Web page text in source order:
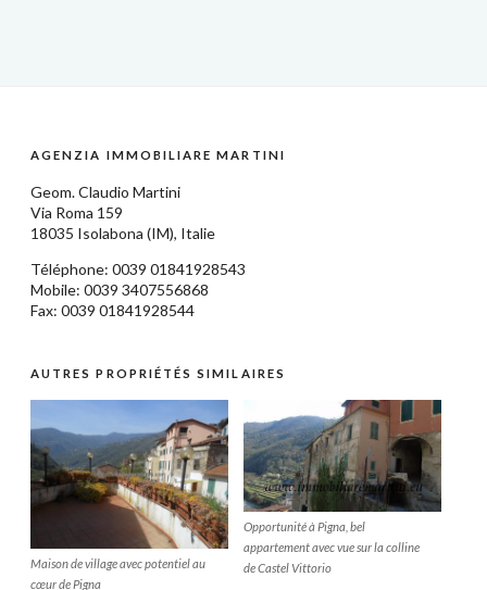
AGENZIA IMMOBILIARE MARTINI
Geom.Claudio Martini
Via Roma 159
18035 Isolabona (IM), Italie
Téléphone: 0039 01841928543
Mobile: 0039 3407556868
Fax: 0039 01841928544
AUTRES PROPRIÉTÉS SIMILAIRES
Maison de village avec potentiel au
cœur de Pigna
Opportunité à Pigna, bel
appartement avec vue sur la colline
de Castel Vittorio